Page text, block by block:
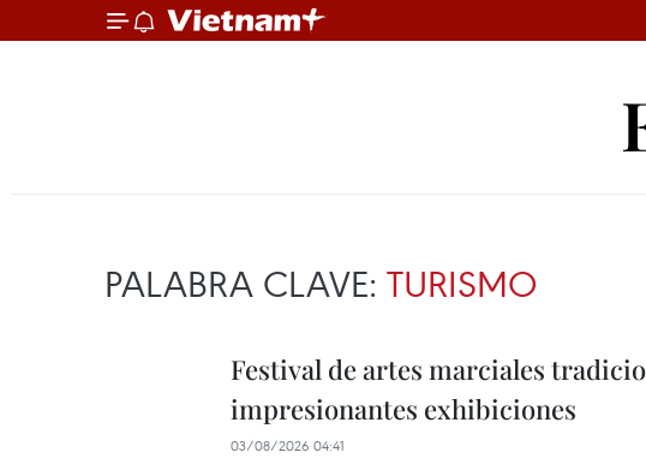
PALABRA CLAVE: TURISMO
Festival de artes marciales
impresionantes exhibiciones
03/08/2026 04:41